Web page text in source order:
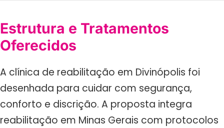
Estrutura e Tratamentos
Oferecidos
A clínica de reabilitação em Divinópolis foi
desenhada para cuidar com segurança,
conforto e discrição. A proposta integra
reabilitação em Minas Gerais com protocolos